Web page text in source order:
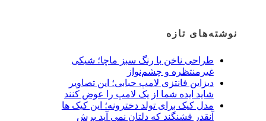
نوشته‌های تازه
طراحی ناخن با رنگ سبز ماچا؛ شیکی
غیرمنتظره و چشم‌نواز
دیزاین فانتزی لامپ حبابی؛ این تصاویر
شاید ایده شما از یک لامپ را عوض کنند
مدل کیک برای تولد دخترونه؛ این کیک ها
آنقدر قشنگند که دلتان نمی آید برش